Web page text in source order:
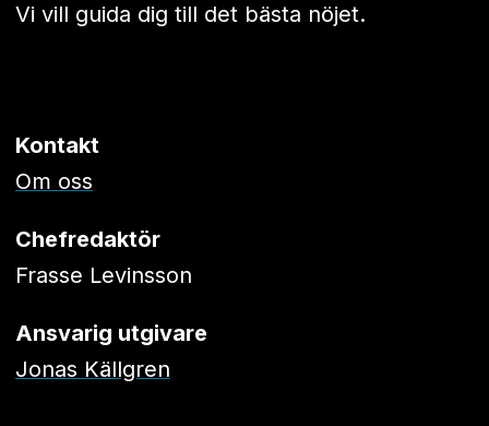
Vi vill guida dig till det bästa nöjet.
Kontakt
Om oss
Chefredaktör
Frasse Levinsson
Ansvarig utgivare
Jonas Källgren